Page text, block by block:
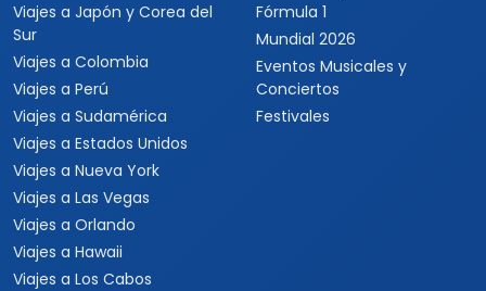
Viajes a Japón y Corea del
Sur
Viajes a Colombia
Viajes a Perú
Viajes a Sudamérica
Viajes a Estados Unidos
Viajes a Nueva York
Viajes a Las Vegas
Viajes a Orlando
Viajes a Hawaii
Viajes a Los Cabos
Fórmula 1
Mundial 2026
Eventos Musicales y
Conciertos
Festivales